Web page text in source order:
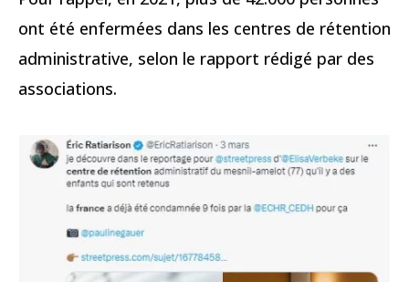
ont été enfermées dans les centres de rétention
administrative, selon le rapport rédigé par des
associations.